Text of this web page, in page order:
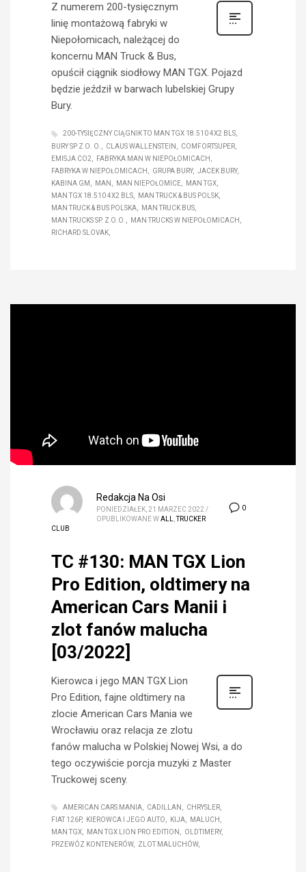
Z numerem 200-tysięcznym
linię montażową fabryki w
Niepołomicach, należącej do
koncernu MAN Truck & Bus,
opuścił ciągnik siodłowy MAN TGX. Pojazd
będzie jeździł w barwach lubelskiej Grupy
Bury.
200-TYSIĘCZNY CIĄGNIK TO MAN TGX 18.510 4X2 BLS
BURY SP Z O. O.
CLAUS WALLENSTEIN
COMFORTSUPER
EMISJA CO2
FABRYKA MAN W NIEPOŁOMICACH
FABRYKA W NIEPOŁOMICACH
GRUPA BURY
JACEK BURY
KABINA GM
MAN MAN NIEPOŁOMICE
MAN TGX
MAN TGX 18.510 4X2 BLS
MAN TRUCK & BUS POLSK
MAN TRUCK & BUS POLSKA
MAN TRUCK BUS
MAN TRUCKS SP. Z O.O.
MAN TRUCKS W NIEPOŁOMICACH
RICHARD SLOVAK
0
Redakcja Na Osi
PONIEDZIAŁEK, 21 MARZEC 2022 /
OPUBLIKOWANE WALL ,TRUCKER
CLUB
TC #130: MAN TGX Lion
Pro Edition, oldtimery na
American Cars Manii i
zlot fanów malucha
[03/2022]
Kierowca i jego MAN TGX Lion
Pro Edition, fajne oldtimery na
zlocie American Cars Mania we
Wrocławiu oraz relacja ze zlotu
fanów malucha w Polskiej Nowej Wsi, a do
tego oczywiście porcja muzyki z Master
Truckowej sceny.
AMERICAN CARS MANIA CADILLAN
CHRYSLER
FIAT 126P
KIEROWCA I JEGO AUTO KIJA
MALUCH
MAN TGX
MAN TGX LION PRO EDITION
OLDTIMERY
PRZEWÓZ KONTENERÓW
ZLOT MALUCHÓW